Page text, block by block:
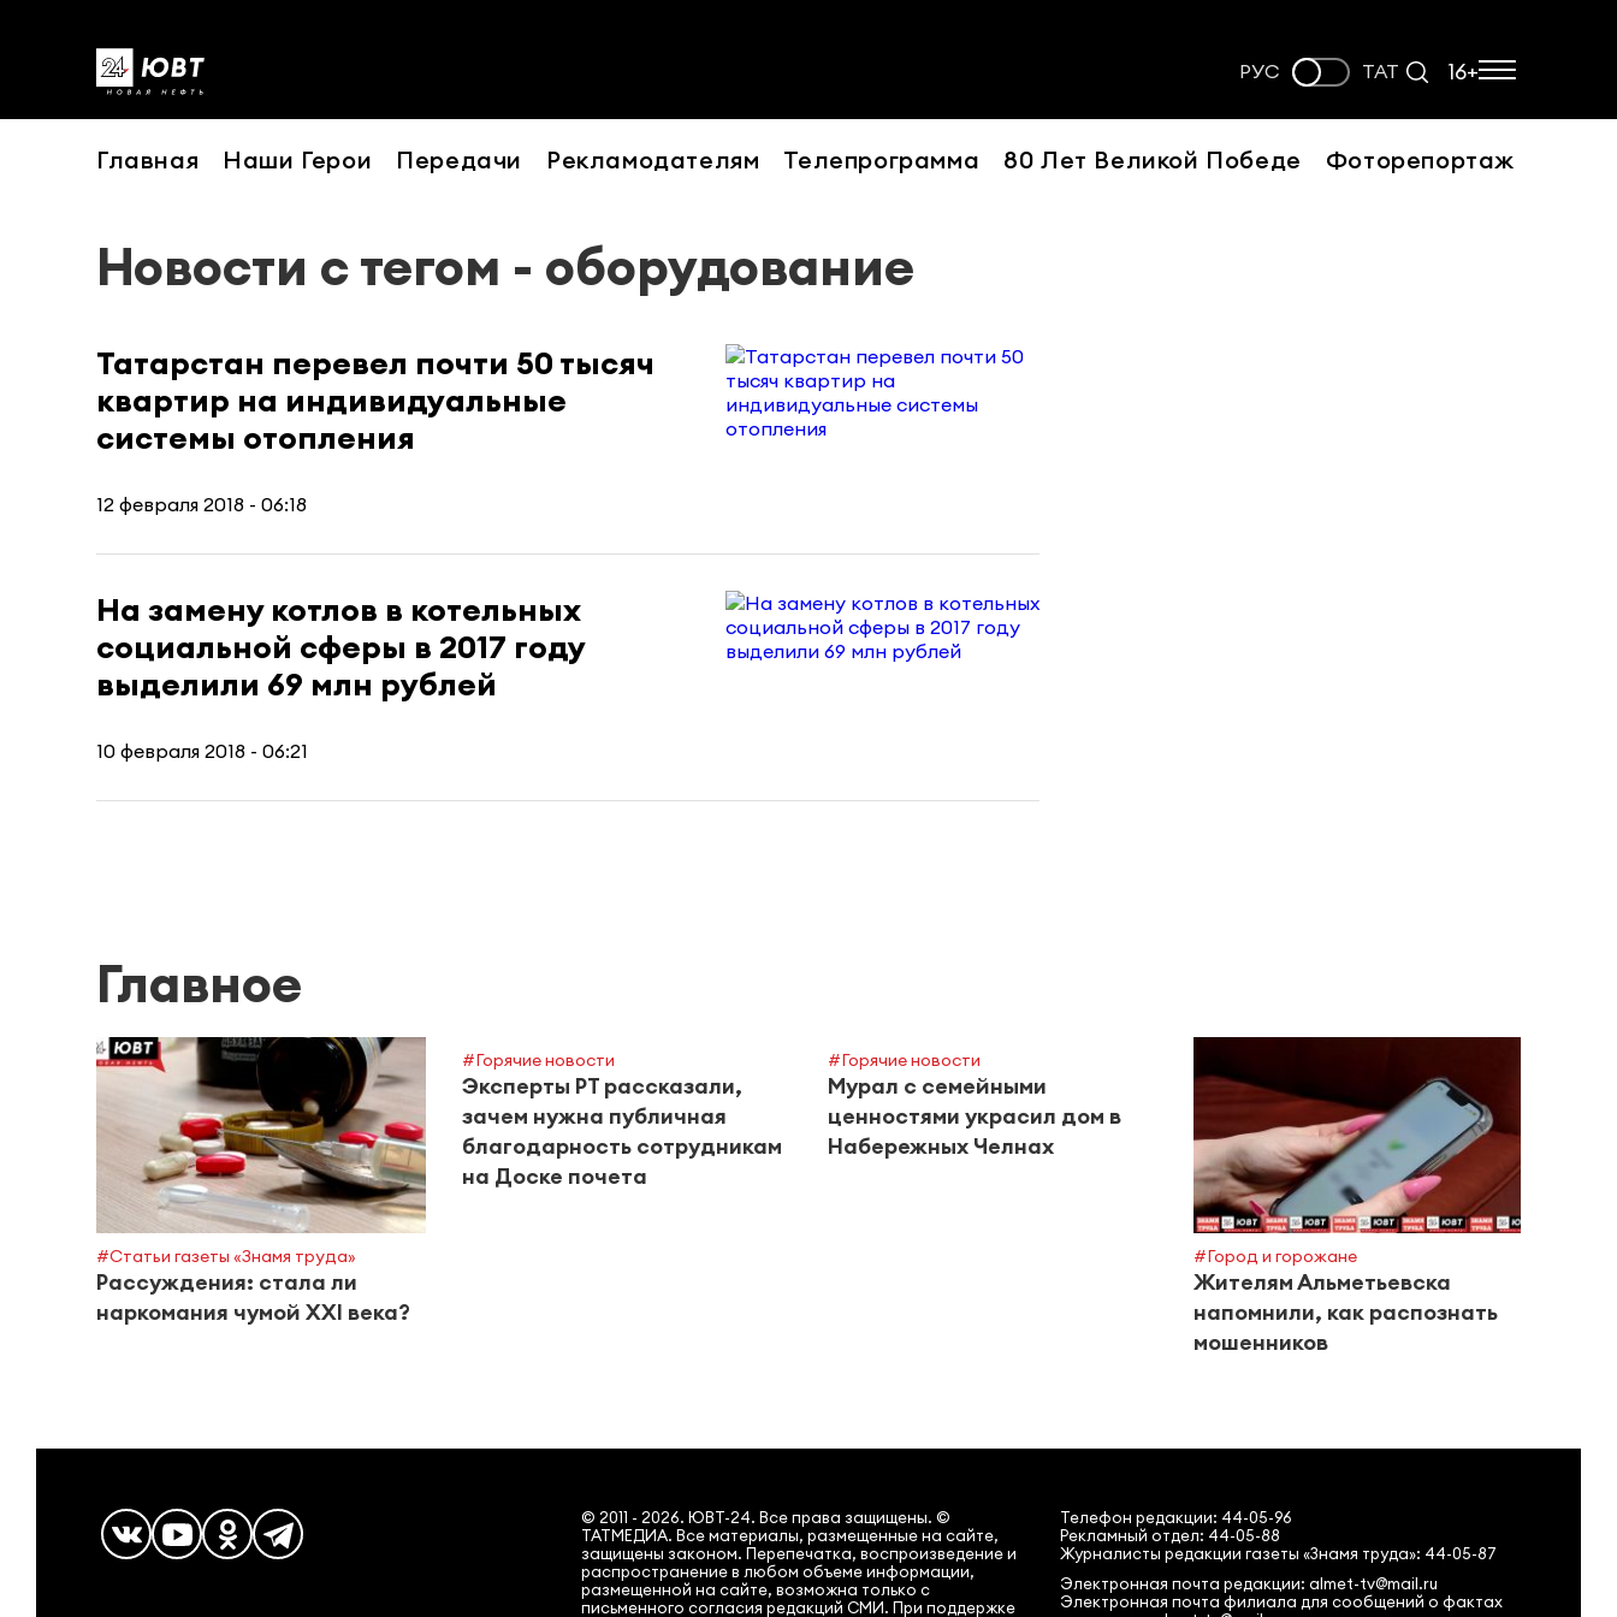
РУС ТАТ 16+
Главная Наши Герои Передачи Рекламодателям Телепрограмма 80 Лет Великой Победе Фоторепортаж
Новости с тегом - оборудование
Татарстан перевел почти 50 тысяч
квартир на индивидуальные
системы отопления
12 февраля 2018 - 06:18
На замену котлов в котельных
социальной сферы в 2017 году
выделили 69 млн рублей
10 февраля 2018 - 06:21
Главное
#Статьи газеты «Знамя труда»
Рассуждения: стала ли
наркомания чумой XXI века?
#Горячие новости
Эксперты РТ рассказали,
зачем нужна публичная
благодарность сотрудникам
на Доске почета
#Горячие новости
Мурал с семейными
ценностями украсил дом в
Набережных Челнах
#Город и горожане
Жителям Альметьевска
напомнили, как распознать
мошенников
© 2011 - 2026. ЮВТ-24. Все права защищены. ©
ТАТМЕДИА. Все материалы, размещенные на сайте,
защищены законом. Перепечатка, воспроизведение и
распространение в любом объеме информации,
размещенной на сайте, возможна только с
письменного согласия редакций СМИ. При поддержке
Телефон редакции: 44-05-96
Рекламный отдел: 44-05-88
Журналисты редакции газеты «Знамя труда»: 44-05-87
Электронная почта редакции: almet-tv@mail.ru
Электронная почта филиала для сообщений о фактах